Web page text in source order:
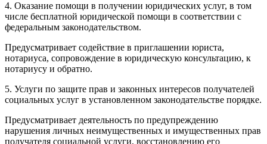
4. Оказание помощи в получении юридических услуг, в том
числе бесплатной юридической помощи в соответствии с
федеральным законодательством.
Предусматривает содействие в приглашении юриста,
нотариуса, сопровождение в юридическую консультацию, к
нотариусу и обратно.
5. Услуги по защите прав и законных интересов получателей
социальных услуг в установленном законодательстве порядке.
Предусматривает деятельность по предупреждению
нарушения личных неимущественных и имущественных прав
получателя социальной услуги, восстановлению его